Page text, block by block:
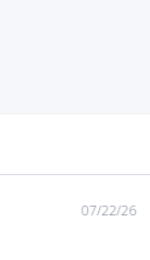
08/06/26